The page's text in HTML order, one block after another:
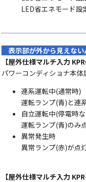
LED省エネモード設
表示部が外から見えな
【屋外仕様マルチ入力
パワーコンディショナ本
連系運転中(通常時)
運転ランプ(青)と連
自立運転中(停電時
運転ランプ(青)のみ
異常発生時
異常ランプ(赤)が点
【屋外仕様マルチ入力